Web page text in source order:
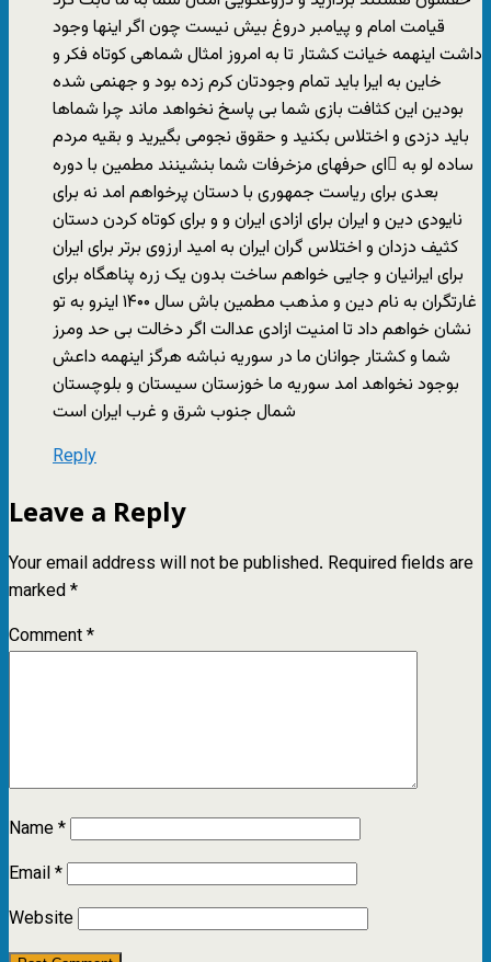
قیامت امام و پیامبر دروغ بیش نیست چون اگر اینها وجود
داشت اینهمه خیانت کشتار تا به امروز امثال شماهی کوتاه فکر و
خاین به ایرا باید تمام وجودتان کرم زده بود و جهنمی شده
بودین این کثافت بازی شما بی پاسخ نخواهد ماند چرا شماها
باید دزدی و اختلاس بکنید و حقوق نجومی بگیرید و بقیه مردم
ساده لو به ّای حرفهای مزخرفات شما بنشینند مطمین با دوره
بعدی برای ریاست جمهوری با دستان پرخواهم امد نه برای
نایودی دین و ایران برای ازادی ایران و و برای کوتاه کردن دستان
کثیف دزدان و اختلاس گران ایران به امید ارزوی برتر برای ایران
برای ایرانیان و جایی خواهم ساخت بدون یک زره پناهگاه برای
غارتگران به نام دین و مذهب مطمین باش سال ۱۴۰۰ اینرو به تو
نشان خواهم داد تا امنیت ازادی عدالت اگر دخالت بی حد ومرز
شما و کشتار جوانان ما در سوریه نباشه هرگز اینهمه داعش
بوجود نخواهد امد سوریه ما خوزستان سیستان و بلوچستان
شمال جنوب شرق و غرب ایران است
Reply
Leave a Reply
Your email address will not be published. Required fields are
marked*
Comment*
Name*
Email*
Website